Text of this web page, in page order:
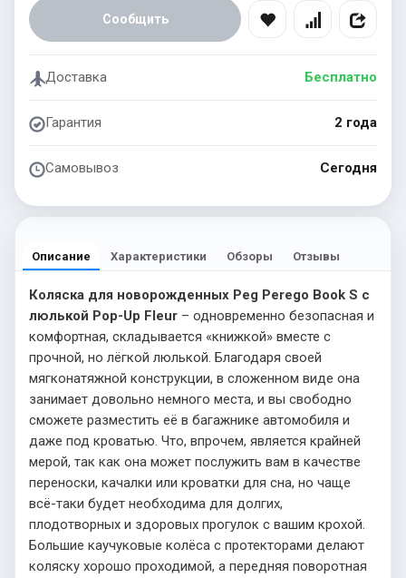
Сообщить
Доставка Бесплатно
Гарантия 2 года
Самовывоз Сегодня
Описание Характеристики Обзоры Отзывы
Коляска для новорожденных Peg Perego Book S с
люлькой Pop-Up Fleur – одновременно безопасная и
комфортная, складывается «книжкой» вместе с
прочной, но лёгкой люлькой. Благодаря своей
мягконатяжной конструкции, в сложенном виде она
занимает довольно немного места, и вы свободно
сможете разместить её в багажнике автомобиля и
даже под кроватью. Что, впрочем, является крайней
мерой, так как она может послужить вам в качестве
переноски, качалки или кроватки для сна, но чаще
всё-таки будет необходима для долгих,
плодотворных и здоровых прогулок с вашим крохой.
Большие каучуковые колёса с протекторами делают
коляску хорошо проходимой, а передняя поворотная